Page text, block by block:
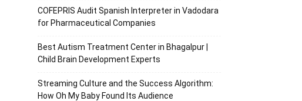
COFEPRIS Audit Spanish Interpreter in Vadodara
for Pharmaceutical Companies
Best Autism Treatment Center in Bhagalpur |
Child Brain Development Experts
Streaming Culture and the Success Algorithm:
How Oh My Baby Found Its Audience